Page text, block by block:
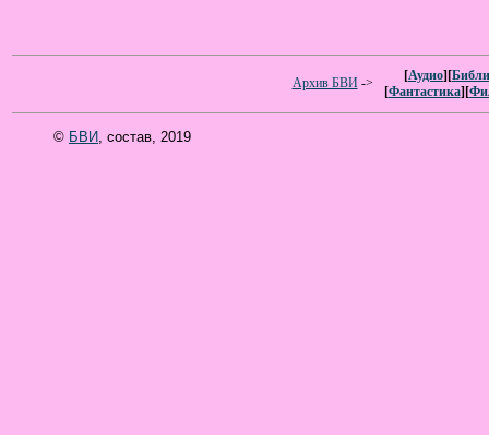
Архив БВИ-> [Аудио][
[Фантастика][
© БВИ , состав, 2019